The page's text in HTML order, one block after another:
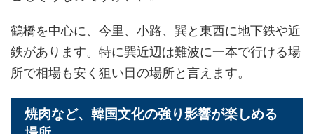
鶴橋を中心に、今里、小路、巽と東西に地下鉄や近
鉄があります。特に巽近辺は難波に一本で行ける場
所で相場も安く狙い目の場所と言えます。
焼肉など、韓国文化の強り影響が楽しめる